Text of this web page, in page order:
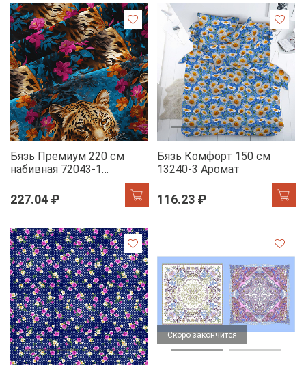
Бязь Премиум 220 см
набивная 72043-1
227.04 ₽
Бязь Комфорт 150 см
13240-3 Аромат
116.23 ₽
Скоро закончится